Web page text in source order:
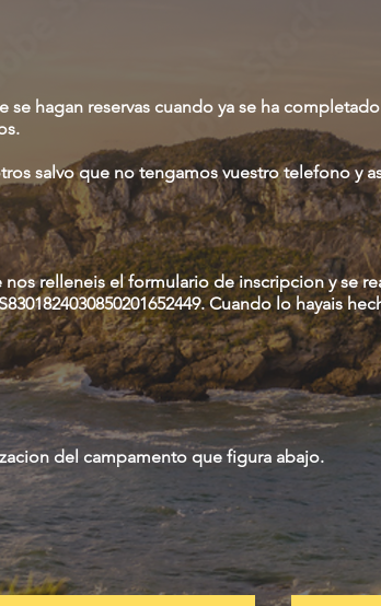
se hagan reservas cuando ya se ha
salvo que no tengamos vuestro telefono y
relleneis el formulario de inscripcion y se
Cuando lo hayais
del campamento que figura abajo.